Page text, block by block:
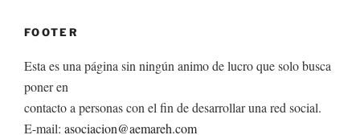
FOOTER
Esta es una página sin ningún animo de lucro que solo busca
poner en
contacto a personas con el fin de desarrollar una red social.
E-mail: asociacion@aemareh.com